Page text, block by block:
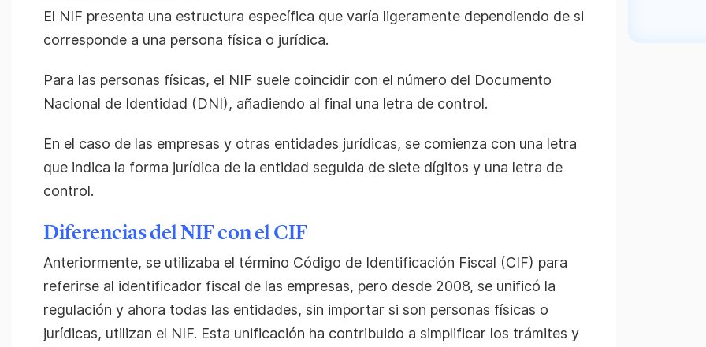
El NIF presenta una estructura específica que varía ligeramente dependiendo de si
corresponde a una persona física o jurídica.
Para las personas físicas, el NIF suele coincidir con el número del Documento
Nacional de Identidad (DNI), añadiendo al final una letra de control.
En el caso de las empresas y otras entidades jurídicas, se comienza con una letra
que indica la forma jurídica de la entidad seguida de siete dígitos y una letra de
control.
Diferencias del NIF con el CIF
Anteriormente, se utilizaba el término Código de Identificación Fiscal (CIF) para
referirse al identificador fiscal de las empresas, pero desde 2008, se unificó la
regulación y ahora todas las entidades, sin importar si son personas físicas o
jurídicas, utilizan el NIF. Esta unificación ha contribuido a simplificar los trámites y